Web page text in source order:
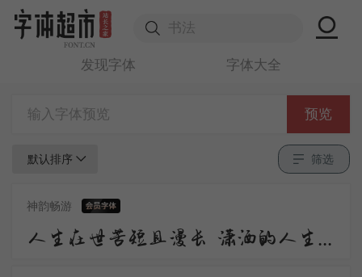
发现字体 字体大全
预览
默认排序 筛选
神韵畅游
人生在世苦短且漫长 潇洒的人生谁不倾情羡慕 潇洒 是一道醉人的风景 宛若美丽的音符自然流动 是人生内在气质的飘逸